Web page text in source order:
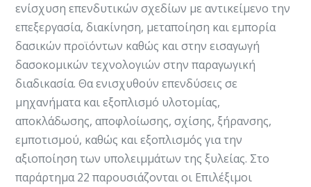
ενίσχυση επενδυτικών σχεδίων με αντικείμενο την
επεξεργασία, διακίνηση, μεταποίηση και εμπορία
δασικών προϊόντων καθώς και στην εισαγωγή
δασοκομικών τεχνολογιών στην παραγωγική
διαδικασία. Θα ενισχυθούν επενδύσεις σε
μηχανήματα και εξοπλισμό υλοτομίας,
αποκλάδωσης, αποφλοίωσης, σχίσης, ξήρανσης,
εμποτισμού, καθώς και εξοπλισμός για την
αξιοποίηση των υπολειμμάτων της ξυλείας. Στο
παράρτημα 22 παρουσιάζονται οι Επιλέξιμοι